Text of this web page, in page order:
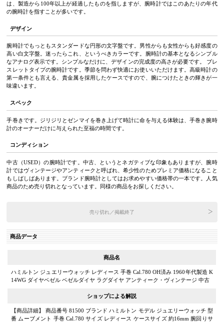
は、製造から100年以上が経過したものを指しますが、腕時計ではこのあたりの年代
の腕時計を指すことが多いです。
デザイン
腕時計でもっともスタンダードな円形の文字盤です。男性からも女性からも好感度の
高い白文字盤。迷ったらこれ、というべきカラーです。腕時計の基本となるシンプル
なアナログ表示です。シンプルなだけに、デザインの完成度の高さが必要です。 ブレ
スレットタイプの腕時計です。季節を問わず快適にお使いいただけます。高級時計の
第一条件とも言える、貴金属を採用したケースですので、腕につけたときの輝きが一
味違います。
スペック
手巻きです。ジリジリとゼンマイを巻き上げて時計に命を与える体験は、手巻き腕時
計のオーナーだけに与えられた至福の時間です。
コンディション
中古（USED）の腕時計です。中古、というとネガティブな印象もありますが、腕時
計ではヴィンテージやアンティークと呼ばれ、希少性のためプレミア価格になること
もしばしばあります。ブランド腕時計としてはお求めやすい価格帯の一本です。人気
商品のため売り切れとなっています。同様の商品をお探しください。
売り切れ／掲載終了
商品データ
商品名
ハミルトン ジュエリーウォッチ レディース 手巻 Cal.780 OH済み 1960年代製造 K
14WG ダイヤベゼル ベゼルダイヤ ラグダイヤ アンティーク・ヴィンテージ 中古
ショップによる解説
【商品詳細】 商品番号 81500 ブランド ハミルトン モデル ジュエリーウォッチ 型
番 ムーブメント 手巻 Cal.780 サイズ レディース ケースサイズ 約16mm 腕回りサ